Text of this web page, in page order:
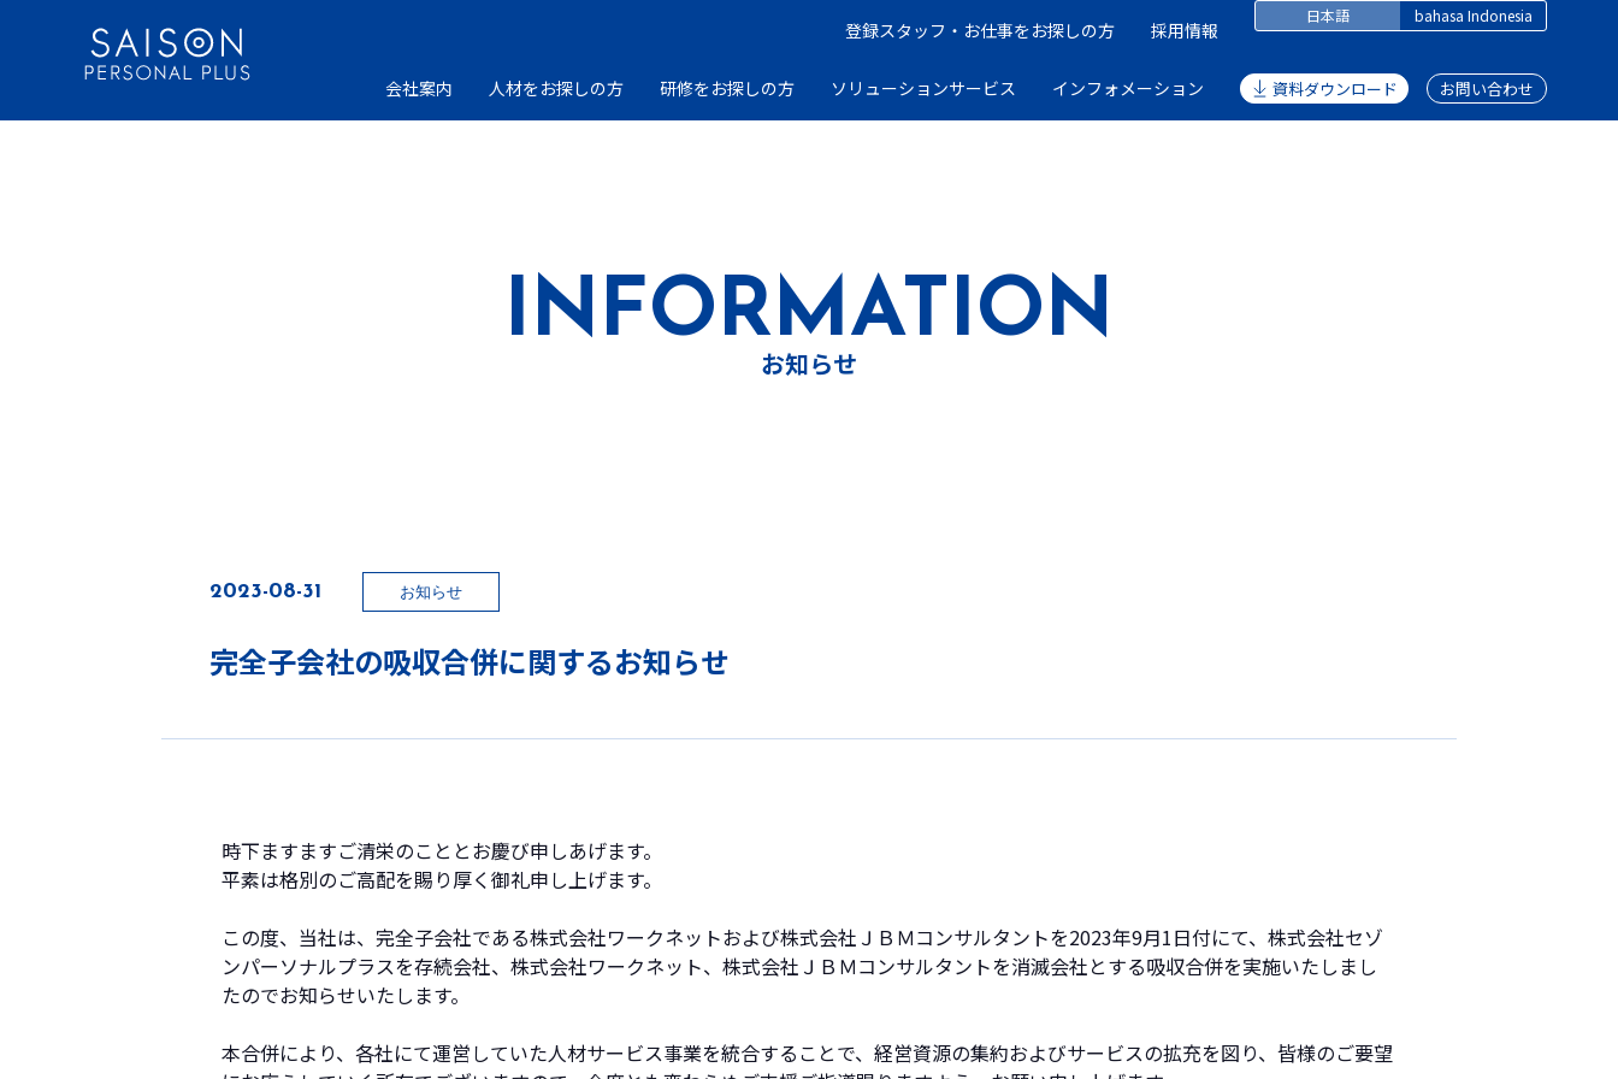
登録スタッフ・お仕事をお探しの方 採用情報
日本語 bahasa Indonesia
会社案内 人材をお探しの方 研修をお探しの方 ソリューションサービス インフォメーション 資料ダウンロード お問い合わせ
INFORMATION
お知らせ
2023-08-31 お知らせ
完全子会社の吸収合併に関するお知らせ
時下ますますご清栄のこととお慶び申しあげます。
平素は格別のご高配を賜り厚く御礼申し上げます。
この度、当社は、完全子会社である株式会社ワークネットおよび株式会社ＪＢＭコンサルタントを2023年9月1日付にて、株式会社セゾ
ンパーソナルプラスを存続会社、株式会社ワークネット、株式会社ＪＢＭコンサルタントを消滅会社とする吸収合併を実施いたしまし
たのでお知らせいたします。
本合併により、各社にて運営していた人材サービス事業を統合することで、経営資源の集約およびサービスの拡充を図り、皆様のご要望